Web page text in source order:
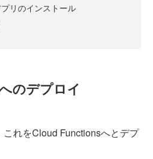
リのインストール
のデプロイ
れをCloud Functionsへとデプ